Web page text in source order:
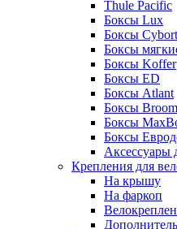
Thule Pacific
Боксы Lux
Боксы Cybort
Боксы
Боксы Koffer
Боксы ED
Боксы Atlant
Боксы
Боксы
Боксы
Аксессуары
Крепления для
На крышу
На фаркоп